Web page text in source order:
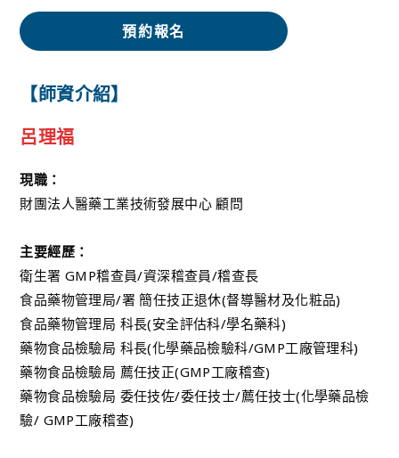
預約報名
【師資介紹】
呂理福
現職：
財團法人醫藥工業技術發展中心 顧問
主要經歷：
衛生署 GMP稽查員/資深稽查員/稽查長
食品藥物管理局/署 簡任技正退休(督導醫材及化粧品)
食品藥物管理局 科長(安全評估科/學名藥科)
藥物食品檢驗局 科長(化學藥品檢驗科/GMP工廠管理科)
藥物食品檢驗局 薦任技正(GMP工廠稽查)
藥物食品檢驗局 委任技佐/委任技士/薦任技士(化學藥品檢
驗/ GMP工廠稽查)